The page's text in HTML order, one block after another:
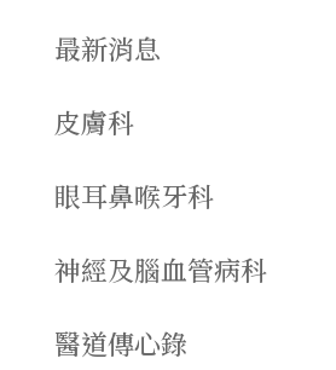
最新消息
皮膚科
眼耳鼻喉牙科
神經及腦血管病科
醫道傳心錄